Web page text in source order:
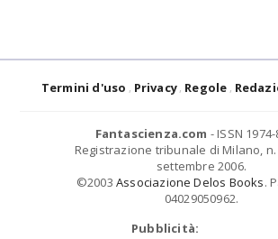
Termini d'uso Privacy Regole
Fantascienza.com - ISSN
Registrazione tribunale di Milano, n.
settembre 2006.
©2003 Associazione Delos Books.
04029050962.
Pubblicità: